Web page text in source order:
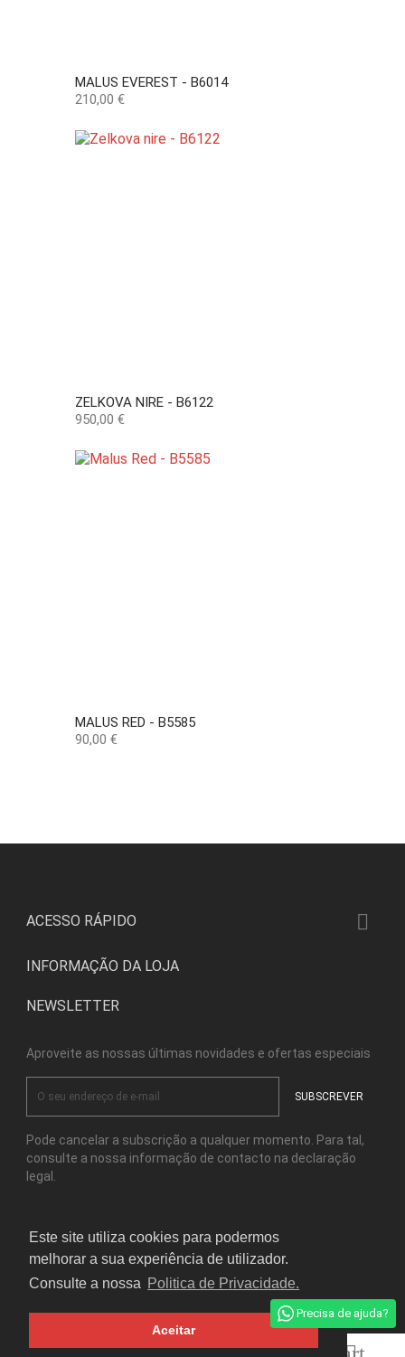
Este site utiliza cookies para podermos
melhorar a sua experiência de utilizador.
Consulte a nossa Politica de Privacidade.
Aceitar
Precisa de ajuda?
MALUS EVEREST - B6014
Preço
210,00 €
ZELKOVA NIRE - B6122
Preço
950,00 €
MALUS RED - B5585
Preço
90,00 €
ACESSO RÁPIDO 
INFORMAÇÃO DA LOJA
NEWSLETTER
Aproveite as nossas últimas novidades e ofertas especiais
Pode cancelar a subscrição a qualquer momento. Para tal,
consulte a nossa informação de contacto na declaração
legal.
Facebook
© Copyright Kensho Bonsai Studio 2026